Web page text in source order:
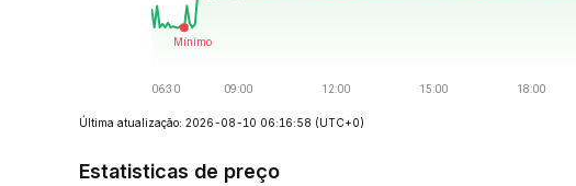
Última atualização: 2026-08-10 06:16:58 (UTC+0)
Estatisticas de preço